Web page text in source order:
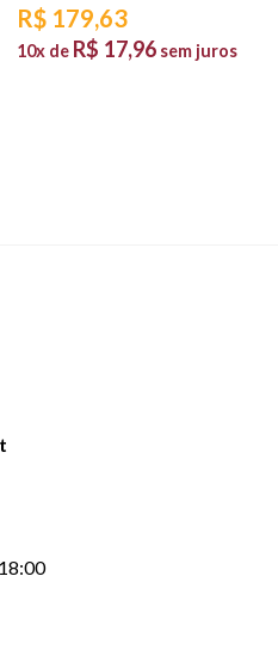
R$ 179,63
10x de R$ 17,96 sem juros